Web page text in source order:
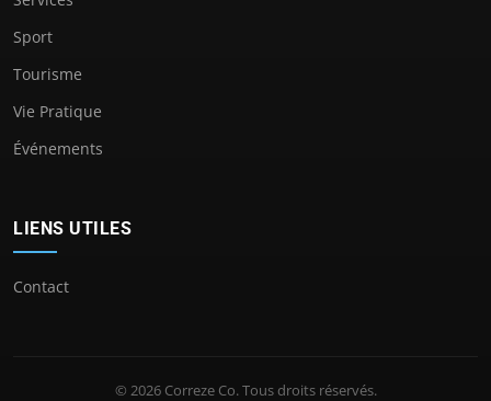
Sport
Tourisme
Vie Pratique
Événements
LIENS UTILES
Contact
© 2026 Correze Co. Tous droits réservés.